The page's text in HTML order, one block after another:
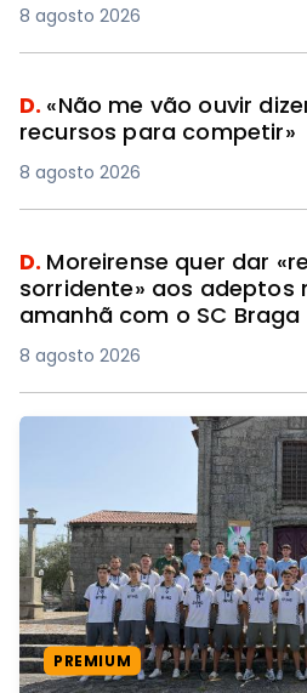
8 agosto 2026
D. «Não me vão ouvir
recursos para competir»
8 agosto 2026
D. Moreirense quer dar
sorridente» aos adeptos
amanhã com o SC Braga
8 agosto 2026
PREMIUM